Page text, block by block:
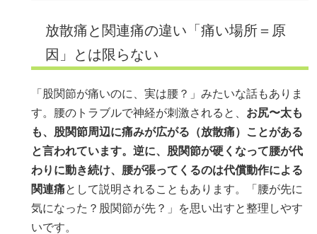
放散痛と関連痛の違い「痛い場所＝原
因」とは限らない
「股関節が痛いのに、実は腰？」みたいな話もありま
す。腰のトラブルで神経が刺激されると、 お尻〜太も
も、股関節周辺に痛みが広がる（放散痛）
ことがある
と言われています。逆に、股関節が硬くなって腰が代
わりに動き続け、腰が張ってくるのは代償動作による
関連痛として説明されることもあります。「腰が先に
気になった？股関節が先？」を思い出すと整理しやす
いです。